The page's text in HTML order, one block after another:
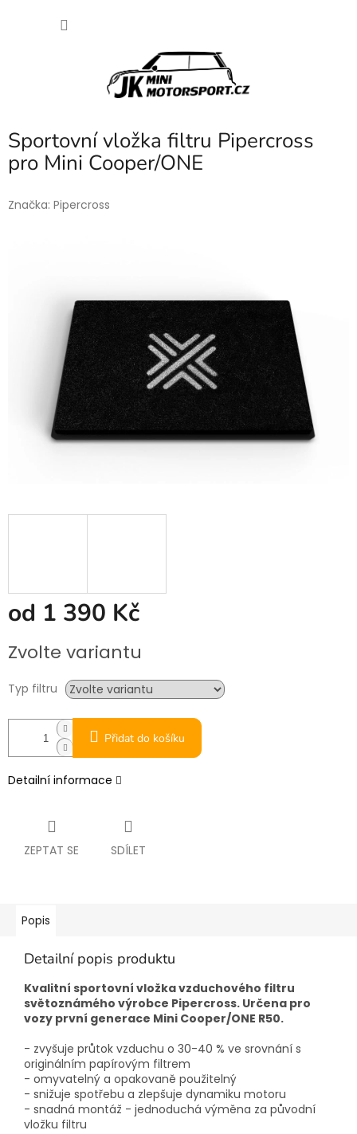
Sportovní vložka filtru Pipercross
pro Mini Cooper/ONE
Značka: Pipercross
od 1 390 Kč
cena:
Zvolte variantu
Typ filtru
Přidat do košíku
Detailní informace
ZEPTAT SE SDÍLET
Popis
Detailní popis produktu
Kvalitní sportovní vložka vzduchového filtru
světoznámého výrobce Pipercross. Určena pro
vozy první generace Mini Cooper/ONE R50.
- zvyšuje průtok vzduchu o 30-40 % ve srovnání s
originálním papírovým filtrem
- omyvatelný a opakovaně použitelný
- snižuje spotřebu a zlepšuje dynamiku motoru
- snadná montáž - jednoduchá výměna za původní
vložku filtru